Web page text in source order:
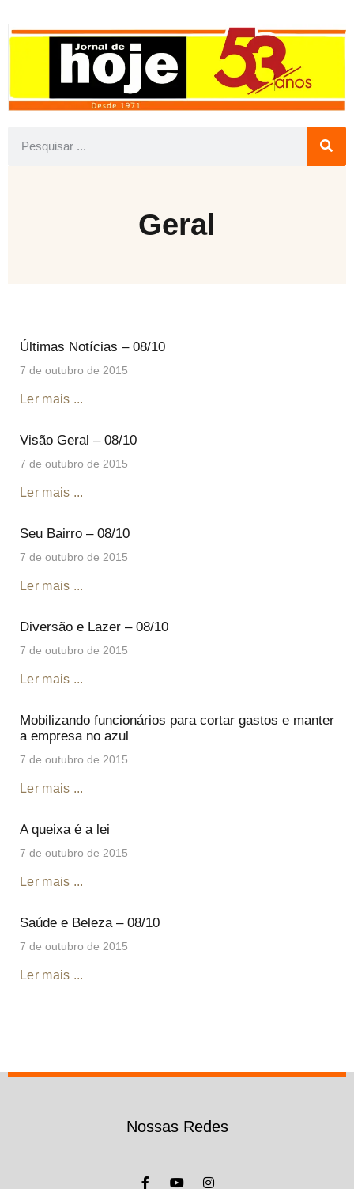
Geral
Últimas Notícias – 08/10
7 de outubro de 2015
Ler mais ...
Visão Geral – 08/10
7 de outubro de 2015
Ler mais ...
Seu Bairro – 08/10
7 de outubro de 2015
Ler mais ...
Diversão e Lazer – 08/10
7 de outubro de 2015
Ler mais ...
Mobilizando funcionários para cortar gastos e manter
a empresa no azul
7 de outubro de 2015
Ler mais ...
A queixa é a lei
7 de outubro de 2015
Ler mais ...
Saúde e Beleza – 08/10
7 de outubro de 2015
Ler mais ...
Nossas Redes